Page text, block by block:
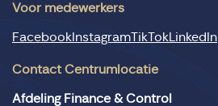
Voor medewerkers
FacebookInstagramTikTokLinkedIn
Contact Centrumlocatie
Afdeling Finance & Control